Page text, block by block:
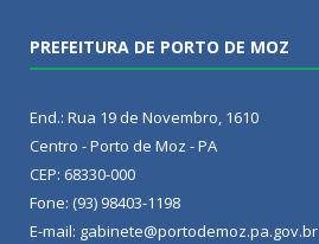
PREFEITURA DE PORTO DE MOZ
End.: Rua 19 de Novembro, 1610
Centro - Porto de Moz - PA
CEP: 68330-000
Fone: (93) 98403-1198
E-mail: gabinete@portodemoz.pa.gov.br